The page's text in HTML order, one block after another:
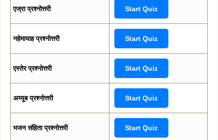
एज्रा प्रश्नोत्तरी Start Quiz
नहेमायाह प्रश्नोत्तरी Start Quiz
एस्तेर प्रश्नोत्तरी Start Quiz
अय्यूब प्रश्नोत्तरी Start Quiz
भजन संहिता प्रश्नोत्तरी Start Quiz